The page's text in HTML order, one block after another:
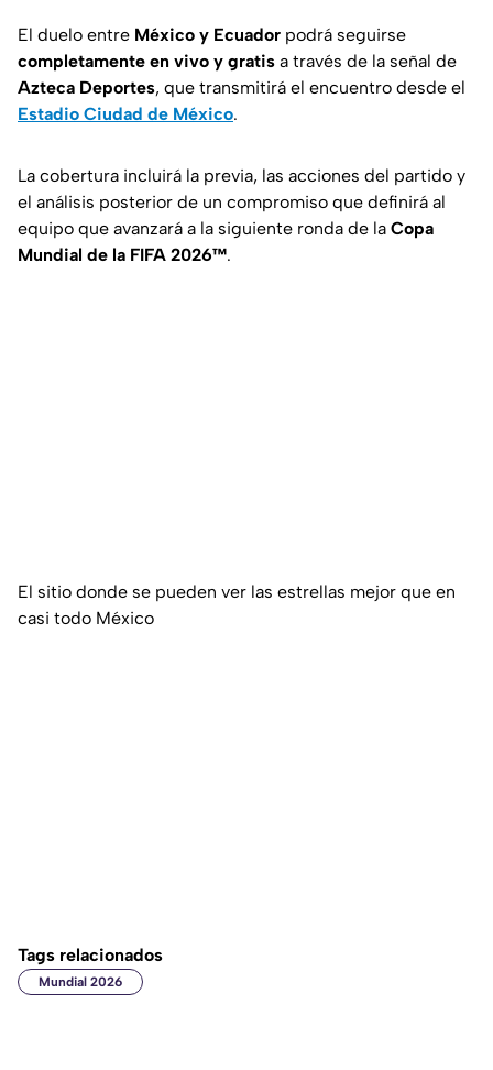
El duelo entre México y Ecuador podrá seguirse
completamente en vivo y gratis a través de la señal de
Azteca Deportes, que transmitirá el encuentro desde el
Estadio Ciudad de México.
La cobertura incluirá la previa, las acciones del partido y
el análisis posterior de un compromiso que definirá al
equipo que avanzará a la siguiente ronda de la Copa
Mundial de la FIFA 2026™.
El sitio donde se pueden ver las estrellas mejor que en
casi todo México
Tags relacionados
Mundial 2026